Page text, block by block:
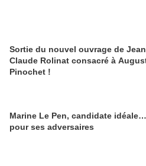
Sortie du nouvel ouvrage de
Claude Rolinat consacré à
Pinochet !
Marine Le Pen, candidate idéale…
pour ses adversaires